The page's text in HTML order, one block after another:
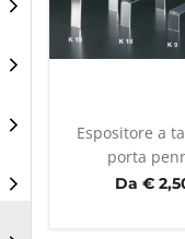
Espositore a
porta
Da €